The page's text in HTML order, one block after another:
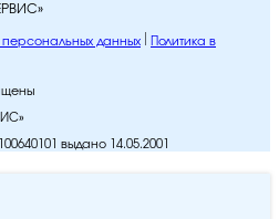
персональных данных
Политика в
выдано 14.05.2001